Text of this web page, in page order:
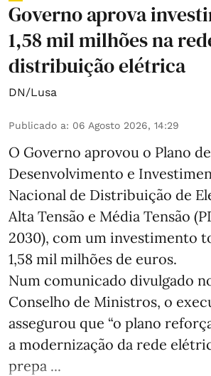
Governo aprova
1,58 mil milhões na
distribuição elétrica
DN/Lusa
Publicado a: 06 Agosto 2026, 14:29
O Governo aprovou o Plano de
Desenvolvimento e
Nacional de Distribuição de
Alta Tensão e Média Tensão
2030), com um investimento
1,58 mil milhões de euros.
Num comunicado divulgado
Conselho de Ministros, o
assegurou que “o plano
a modernização da rede
prepa ...